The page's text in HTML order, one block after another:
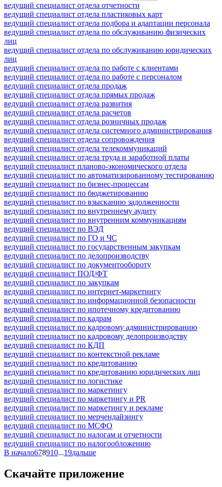
ведущий специалист отдела отчетности
ведущий специалист отдела пластиковых карт
ведущий специалист отдела подбора и адаптации персонала
ведущий специалист отдела по обслуживанию физических
лиц
ведущий специалист отдела по обслуживанию юридических
лиц
ведущий специалист отдела по работе с клиентами
ведущий специалист отдела по работе с персоналом
ведущий специалист отдела продаж
ведущий специалист отдела прямых продаж
ведущий специалист отдела развития
ведущий специалист отдела расчетов
ведущий специалист отдела розничных продаж
ведущий специалист отдела системного администрирования
ведущий специалист отдела сопровождения
ведущий специалист отдела телекоммуникаций
ведущий специалист отдела труда и заработной платы
ведущий специалист планово-экономического отдела
ведущий специалист по автоматизированному тестированию
ведущий специалист по бизнес-процессам
ведущий специалист по бюджетированию
ведущий специалист по взысканию задолженности
ведущий специалист по внутреннему аудиту
ведущий специалист по внутренним коммуникациям
ведущий специалист по ВЭД
ведущий специалист по ГО и ЧС
ведущий специалист по государственным закупкам
ведущий специалист по делопроизводству
ведущий специалист по документообороту
ведущий специалист ПОД/ФТ
ведущий специалист по закупкам
ведущий специалист по интернет-маркетингу
ведущий специалист по информационной безопасности
ведущий специалист по ипотечному кредитованию
ведущий специалист по кадрам
ведущий специалист по кадровому администрированию
ведущий специалист по кадровому делопроизводству
ведущий специалист по КДП
ведущий специалист по контекстной рекламе
ведущий специалист по кредитованию
ведущий специалист по кредитованию юридических лиц
ведущий специалист по логистике
ведущий специалист по маркетингу
ведущий специалист по маркетингу и PR
ведущий специалист по маркетингу и рекламе
ведущий специалист по мерчендайзингу
ведущий специалист по МСФО
ведущий специалист по налогам и отчетности
ведущий специалист по налогообложению
В начало678910...19дальше
Скачайте приложение